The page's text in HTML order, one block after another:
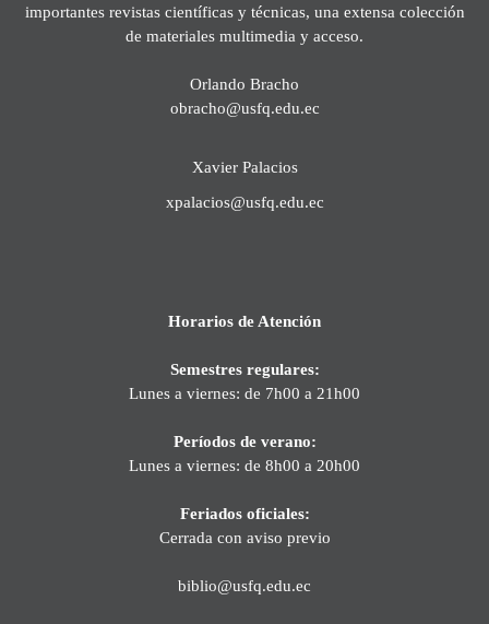
importantes revistas científicas y técnicas, una extensa colección
de materiales multimedia y acceso.
Orlando Bracho
obracho@usfq.edu.ec
Xavier Palacios
xpalacios@usfq.edu.ec
Horarios de Atención
Semestres regulares:
Lunes a viernes: de 7h00 a 21h00
Períodos de verano:
Lunes a viernes: de 8h00 a 20h00
Feriados oficiales:
Cerrada con aviso previo
biblio@usfq.edu.ec